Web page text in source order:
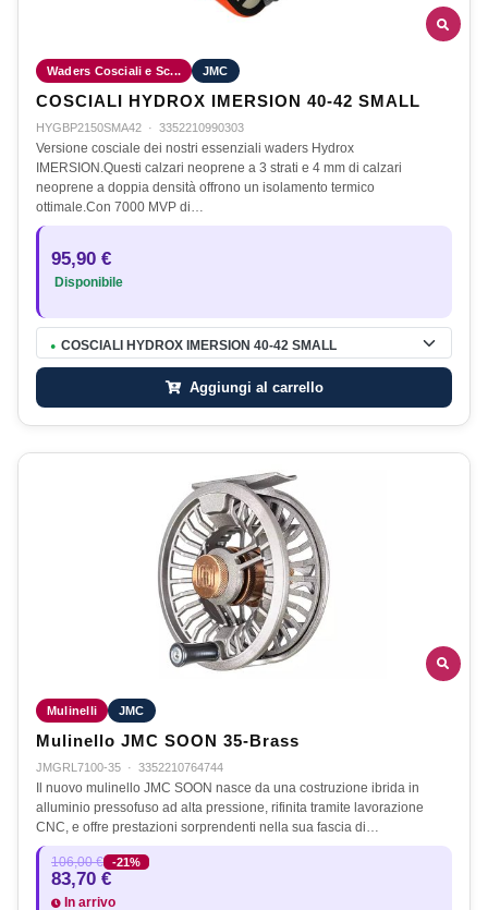
Waders Cosciali e Sc... JMC
COSCIALI HYDROX IMERSION 40-42 SMALL
HYGBP2150SMA42 · 3352210990303
Versione cosciale dei nostri essenziali waders Hydrox
IMERSION.Questi calzari neoprene a 3 strati e 4 mm di calzari
neoprene a doppia densità offrono un isolamento termico
ottimale.Con 7000 MVP di…
95,90 €
Disponibile
● COSCIALI HYDROX IMERSION 40-42 SMALL
Aggiungi al carrello
Mulinelli JMC
Mulinello JMC SOON 35-Brass
JMGRL7100-35 · 3352210764744
Il nuovo mulinello JMC SOON nasce da una costruzione ibrida in
alluminio pressofuso ad alta pressione, rifinita tramite lavorazione
CNC, e offre prestazioni sorprendenti nella sua fascia di…
106,00 € -21%
83,70 €
In arrivo